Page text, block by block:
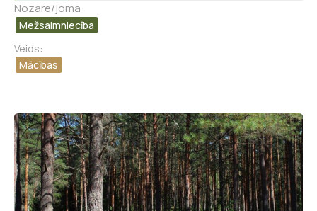
Nozare/joma:
Mežsaimniecība
Veids:
Mācības